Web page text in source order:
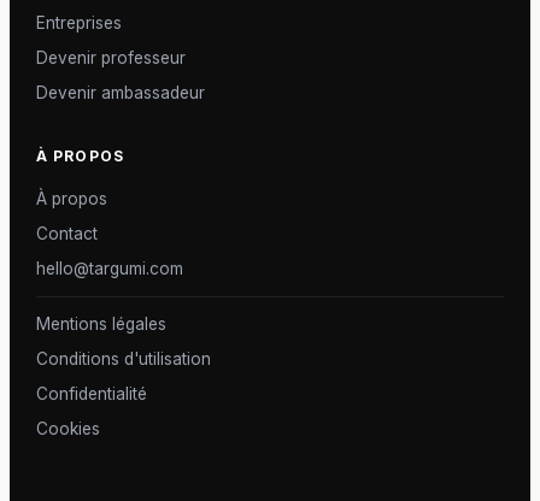
Entreprises
Devenir professeur
Devenir ambassadeur
À PROPOS
À propos
Contact
hello@targumi.com
Mentions légales
Conditions d'utilisation
Confidentialité
Cookies